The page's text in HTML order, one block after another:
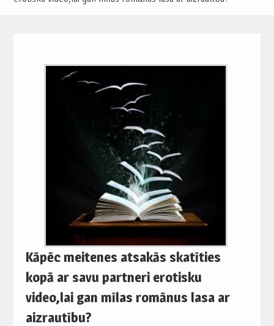
Kāpēc meitenes atsakās skatīties
kopā ar savu partneri erotisku
video,lai gan mīlas romānus lasa ar
aizrautību?